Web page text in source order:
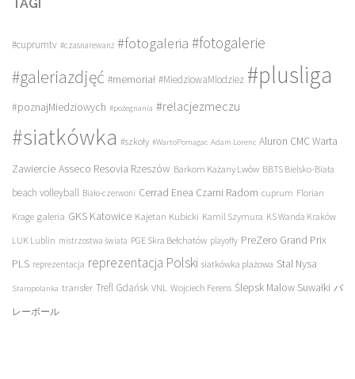
TAGI
#cuprumtv #czasnarewanż #fotogaleria #fotogalerie
#galeriazdjęć #memoriał #MiedziowaMlodziez #plusliga
#poznajMiedziowych #pożegnania #relacjezmeczu
#siatkówka #szkoły #WartoPomagac Adam Lorenc Aluron CMC Warta
Zawiercie Asseco Resovia Rzeszów Barkom Każany Lwów BBTS Bielsko-Biała
beach volleyball Biało-czerwoni Cerrad Enea Czarni Radom cuprum Florian
Krage galeria GKS Katowice Kajetan Kubicki Kamil Szymura KS Wanda Kraków
LUK Lublin mistrzostwa świata PGE Skra Bełchatów playoffy PreZero Grand Prix
PLS reprezentacja reprezentacja Polski siatkówka plażowa Stal Nysa
Staropolanka transfer Trefl Gdańsk VNL Wojciech Ferens Ślepsk Malow Suwałki バ
レーボール